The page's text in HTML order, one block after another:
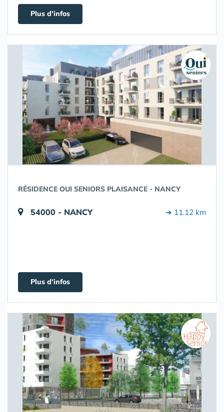
Plus d'infos
RÉSIDENCE OUI SENIORS PLAISANCE - NANCY
54000 - NANCY ➔ 11.12 km
Plus d'infos